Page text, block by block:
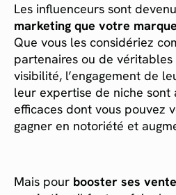
Les influenceurs sont
marketing que votre
Que vous les considériez
partenaires ou de
visibilité, l’engagement de
leur expertise de niche
efficaces dont vous pouvez
gagner en notoriété et
Mais pour booster ses